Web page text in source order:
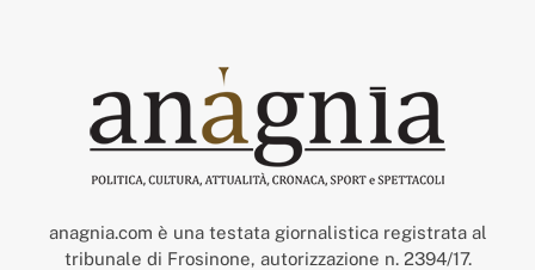
anagnia.com è una testata giornalistica registrata al
tribunale di Frosinone, autorizzazione n. 2394/17.